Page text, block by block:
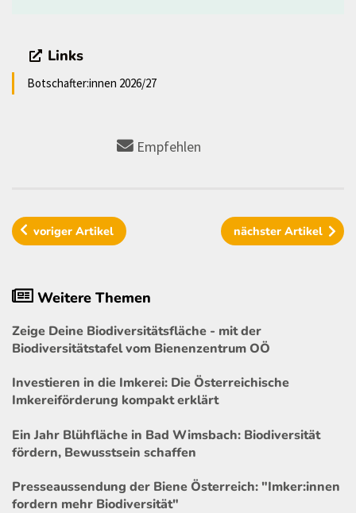
Links
Botschafter:innen 2026/27
Empfehlen
vorigerArtikel nächster Artikel
Weitere Themen
Zeige Deine Biodiversitätsfläche - mit der
Biodiversitätstafel vom Bienenzentrum OÖ
Investieren in die Imkerei: Die Österreichische
Imkereiförderung kompakt erklärt
Ein Jahr Blühfläche in Bad Wimsbach: Biodiversität
fördern, Bewusstsein schaffen
Presseaussendung der Biene Österreich: "Imker:innen
fordern mehr Biodiversität"